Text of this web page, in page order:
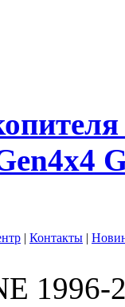
| Контакты |
1996-